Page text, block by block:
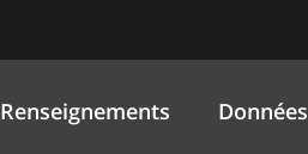
Renseignements Données